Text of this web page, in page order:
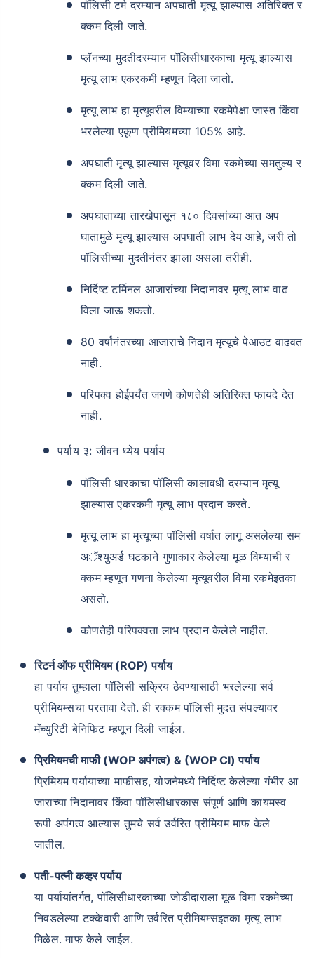
पॉलिसी टर्म दरम्यान अपघाती मृत्यू झाल्यास अतिरिक्त र
क्कम दिली जाते.
प्लॅनच्या मुदतीदरम्यान पॉलिसीधारकाचा मृत्यू झाल्यास
मृत्यू लाभ एकरकमी म्हणून दिला जातो.
मृत्यू लाभ हा मृत्यूवरील विम्याच्या रकमेपेक्षा जास्त किंवा
भरलेल्या एकूण प्रीमियमच्या 105% आहे.
अपघाती मृत्यू झाल्यास मृत्यूवर विमा रकमेच्या समतुल्य र
क्कम दिली जाते.
अपघाताच्या तारखेपासून १८० दिवसांच्या आत अप
घातामुळे मृत्यू झाल्यास अपघाती लाभ देय आहे, जरी तो
पॉलिसीच्या मुदतीनंतर झाला असला तरीही.
निर्दिष्ट टर्मिनल आजारांच्या निदानावर मृत्यू लाभ वाढ
विला जाऊ शकतो.
80 वर्षांनंतरच्या आजाराचे निदान मृत्यूचे पेआउट वाढवत
नाही.
परिपक्व होईपर्यंत जगणे कोणतेही अतिरिक्त फायदे देत
नाही.
पर्याय ३: जीवन ध्येय पर्याय
पॉलिसी धारकाचा पॉलिसी कालावधी दरम्यान मृत्यू
झाल्यास एकरकमी मृत्यू लाभ प्रदान करते.
मृत्यू लाभ हा मृत्यूच्या पॉलिसी वर्षात लागू असलेल्या सम
अॅश्युअर्ड घटकाने गुणाकार केलेल्या मूळ विम्याची र
क्कम म्हणून गणना केलेल्या मृत्यूवरील विमा रकमेइतका
असतो.
कोणतेही परिपक्वता लाभ प्रदान केलेले नाहीत.
रिटर्न ऑफ प्रीमियम (ROP) पर्याय
हा पर्याय तुम्हाला पॉलिसी सक्रिय ठेवण्यासाठी भरलेल्या सर्व
प्रीमियम्सचा परतावा देतो. ही रक्कम पॉलिसी मुदत संपल्यावर
मॅच्युरिटी बेनिफिट म्हणून दिली जाईल.
प्रिमियमची माफी (WOP अपंगत्व) & (WOP CI) पर्याय
प्रिमियम पर्यायाच्या माफीसह, योजनेमध्ये निर्दिष्ट केलेल्या गंभीर आ
जाराच्या निदानावर किंवा पॉलिसीधारकास संपूर्ण आणि कायमस्व
रूपी अपंगत्व आल्यास तुमचे सर्व उर्वरित प्रीमियम माफ केले
जातील.
पती-पत्नी कव्हर पर्याय
या पर्यायांतर्गत, पॉलिसीधारकाच्या जोडीदाराला मूळ विमा रकमेच्या
निवडलेल्या टक्केवारी आणि उर्वरित प्रीमियम्सइतका मृत्यू लाभ
मिळेल. माफ केले जाईल.
योग्य योजना निवडा
*₹434 प्रति महिना, 1 कोटीच्या टर्म लाइफ विम्यासाठी सुरुवातीची किंमत आहे — धूम्रपान न करणाऱ्या, कोणतेही पूर्व-विद्यमान
आजार नसलेल्या व्यक्तीसाठी, 36 वर्षे वयापर्यंत कव्हर। *₹630 प्रति महिना, 1 कोटीच्या टर्म लाइफ विम्यासाठी सुरुवातीची किंमत
आहे — धूम्रपान न करणाऱ्या, कोणतेही पूर्व-विद्यमान आजार नसलेल्या व्यक्तीसाठी, 46 वर्षे वयापर्यंत कव्हर। *₹1,376 प्रति